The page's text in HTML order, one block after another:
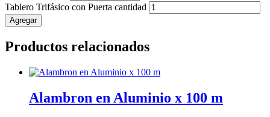
Tablero Trifásico con Puerta cantidad
Agregar
Productos relacionados
Alambron en Aluminio x 100 m